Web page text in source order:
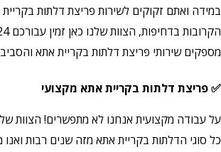
במידה ואתם זקוקים לשירות פריצת דלתות
מספקים שירותי פריצת דלתות בקריית אתא
✅ פריצת דלתות בקריית אתא מקצועי
על עבודה מקצועית אנחנו לא מתפשרים! הצוות
כל סוגי הדלתות בקריית אתא מזה שנים רבות